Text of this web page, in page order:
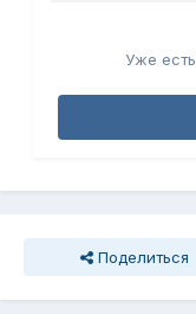
Уже
Поделиться